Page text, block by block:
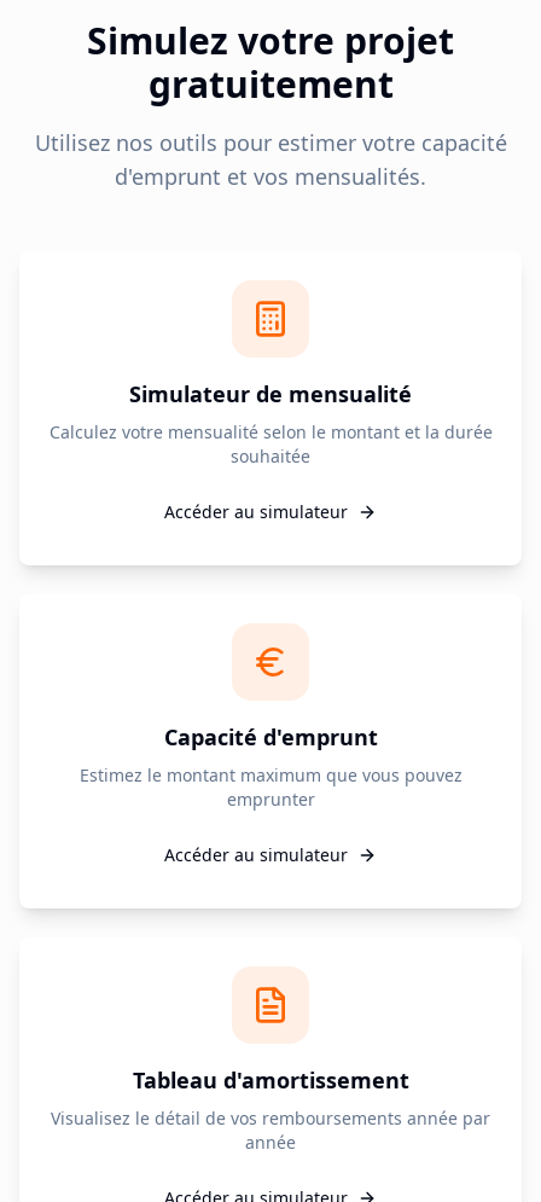
Simulez votre projet
gratuitement
Utilisez nos outils pour estimer votre capacité
d'emprunt et vos mensualités.
Simulateur de mensualité
Calculez votre mensualité selon le montant et la durée
souhaitée
Accéder au simulateur
Capacité d'emprunt
Estimez le montant maximum que vous pouvez
emprunter
Accéder au simulateur
Tableau d'amortissement
Visualisez le détail de vos remboursements année par
année